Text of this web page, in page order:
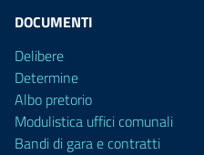
DOCUMENTI
Delibere
Determine
Albo pretorio
Modulistica uffici comunali
Bandi di gara e contratti